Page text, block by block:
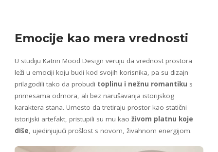
Emocije kao mera vrednosti
U studiju Katrin Mood Design veruju da vrednost prostora
leži u emociji koju budi kod svojih korisnika, pa su dizajn
prilagodili tako da probudi toplinu i nežnu romantiku s
primesama odmora, ali bez narušavanja istorijskog
karaktera stana. Umesto da tretiraju prostor kao statični
istorijski artefakt, pristupili su mu kao živom platnu koje
diše, ujedinjujući prošlost s novom, živahnom energijom.